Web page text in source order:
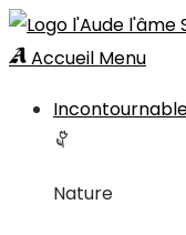
Accueil Menu
Nature